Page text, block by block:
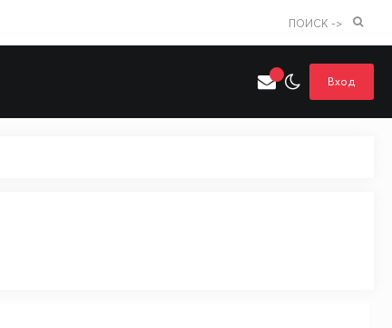
ПОИСК ->
Вход